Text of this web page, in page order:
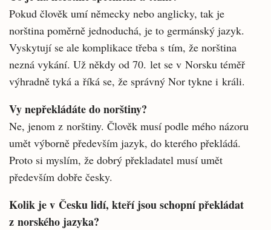
Pokud člověk umí německy nebo anglicky, tak je
norština poměrně jednoduchá, je to germánský jazyk.
Vyskytují se ale komplikace třeba s tím, že norština
nezná vykání. Už někdy od 70. let se v Norsku téměř
výhradně tyká a říká se, že správný Nor tykne i králi.
Vy nepřekládáte do norštiny?
Ne, jenom z norštiny. Člověk musí podle mého názoru
umět výborně především jazyk, do kterého překládá.
Proto si myslím, že dobrý překladatel musí umět
především dobře česky.
Kolik je v Česku lidí, kteří jsou schopní překládat
z norského jazyka?